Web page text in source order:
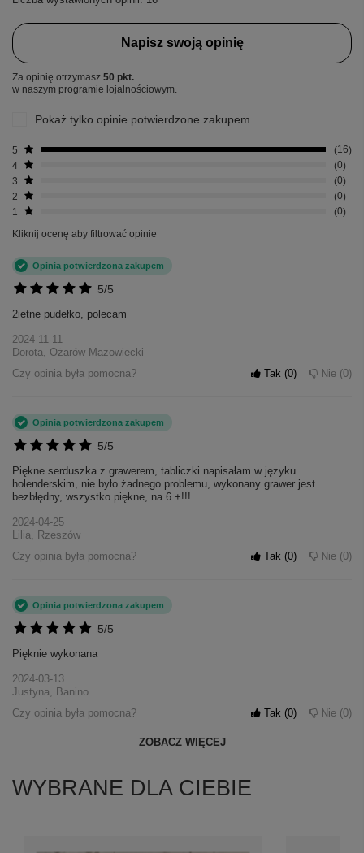
Napisz swoją opinię
Za opinię otrzymasz 50 pkt.
w naszym programie lojalnościowym.
Pokaż tylko opinie potwierdzone zakupem
5
16
4
0
3
0
2
0
1
0
Kliknij ocenę aby filtrować opinie
5/5
Opinia potwierdzona zakupem
2ietne pudełko, polecam
2024-11-11
Dorota, Ożarów Mazowiecki
Czy opinia była pomocna?
Tak 0 Nie 0
5/5
Opinia potwierdzona zakupem
Piękne serduszka z grawerem, tabliczki napisałam w języku
holenderskim, nie było żadnego problemu, wykonany grawer jest
bezbłędny, wszystko piękne, na 6 +!!!
2024-04-25
Lilia, Rzeszów
Czy opinia była pomocna?
Tak 0 Nie 0
5/5
Opinia potwierdzona zakupem
Pięknie wykonana
2024-03-13
Justyna, Banino
Czy opinia była pomocna?
Tak 0 Nie 0
ZOBACZ WIĘCEJ
WYBRANE DLA CIEBIE